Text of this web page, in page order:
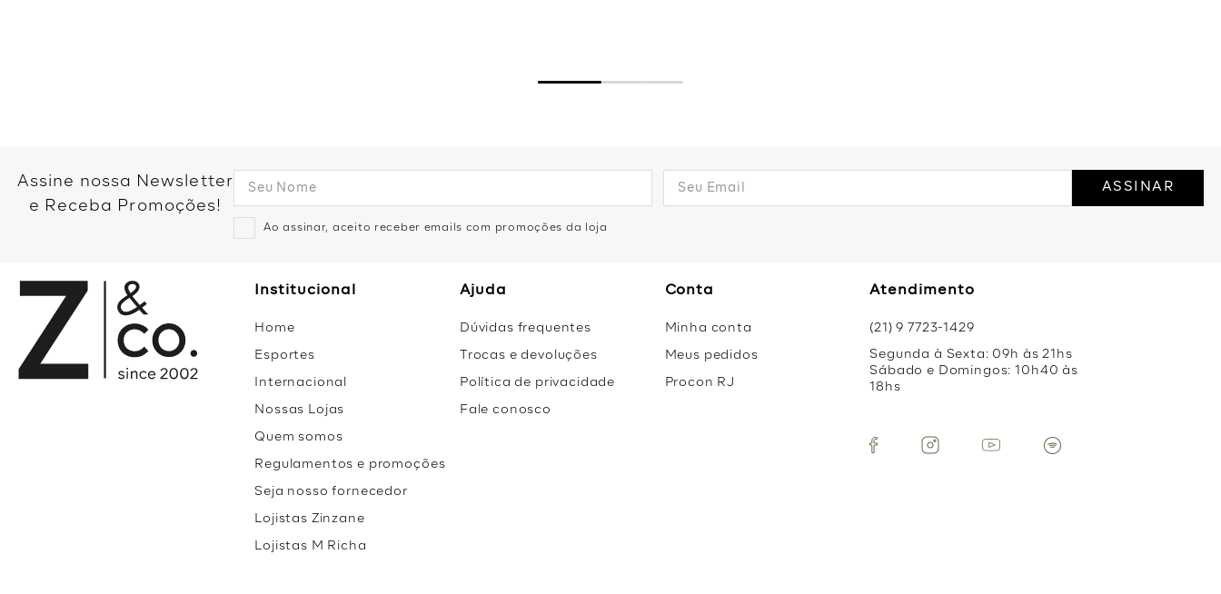
Assine nossa Newsletter
e Receba Promoções!
Ao assinar, aceito receber emails com promoções da loja
ASSINAR
Institucional
Home
Esportes
Internacional
Nossas Lojas
Quem somos
Regulamentos e promoções
Seja nosso fornecedor
Lojistas Zinzane
Lojistas M Richa
Ajuda
Dúvidas frequentes
Trocas e devoluções
Política de privacidade
Fale conosco
Conta
Minha conta
Meus pedidos
Procon RJ
Atendimento
(21) 9 7723-1429
Segunda à Sexta: 09h às 21hs
Sábado e Domingos: 10h40 às
18hs